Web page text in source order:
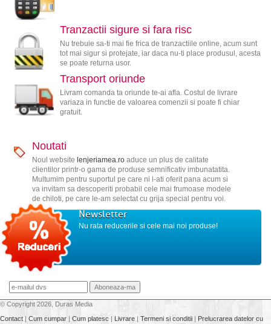
Tranzactii sigure si fara risc
Nu trebuie sa-ti mai fie frica de tranzactiile online, acum sunt
tot mai sigur si protejate, iar daca nu-ti place produsul, acesta
se poate returna usor.
Transport oriunde
Livram comanda ta oriunde te-ai afla. Costul de livrare
variaza in functie de valoarea comenzii si poate fi chiar
gratuit.
Noutati
Noul website lenjeriamea.roaduce un plus de calitate
clientilor printr-o gama de produse semnificativ imbunatatita.
Multumim pentru suportul pe care ni l-ati oferit pana acum si
va invitam sa descoperiti probabil cele mai frumoase modele
de chiloti, pe care le-am selectat cu grija special pentru voi.
Newsletter
Nu rata reducerile si cele mai noi produse!
© Copyright 2026, Duras Media
Contact
Cum cumpar Cum platesc Livrare Termeni si conditii
Prelucrarea datelor cu